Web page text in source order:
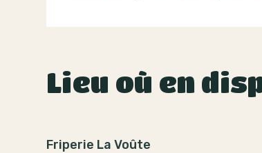
Lieu où en
Friperie La Voûte